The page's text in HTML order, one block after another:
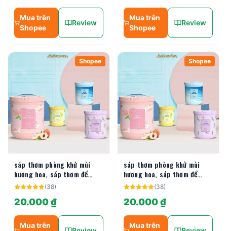
Mua trên
Shopee
Review
Mua trên
Shopee
Review
Shopee
sáp thơm phòng khử mùi
hương hoa, sáp thơm để
phòng, nhà vệ sinh, xe hơi,
MADIS
(38)
20.000 ₫
Mua trên
Shopee
sáp thơm phòng khử mùi
hương hoa, sáp thơm để
phòng, nhà vệ sinh, xe hơi,
MADIS
(38)
20.000 ₫
Mua trên